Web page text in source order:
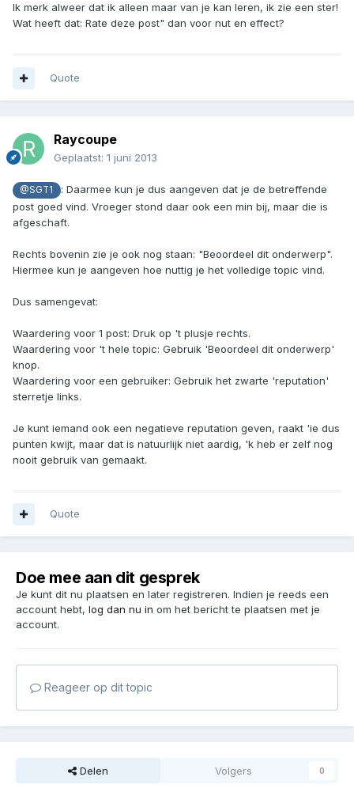
Ik merk alweer dat ik alleen maar van je kan leren, ik zie een ster!
Wat heeft dat: Rate deze post" dan voor nut en effect?
Quote
Raycoupe
Geplaatst: 1 juni 2013
@SGT1
: Daarmee kun je dus aangeven dat je de betreffende
post goed vind. Vroeger stond daar ook een min bij, maar die is
afgeschaft.
Rechts bovenin zie je ook nog staan: "Beoordeel dit onderwerp".
Hiermee kun je aangeven hoe nuttig je het volledige topic vind.
Dus samengevat:
Waardering voor 1 post: Druk op 't plusje rechts.
Waardering voor 't hele topic: Gebruik 'Beoordeel dit onderwerp'
knop.
Waardering voor een gebruiker: Gebruik het zwarte 'reputation'
sterretje links.
Je kunt iemand ook een negatieve reputation geven, raakt 'ie dus
punten kwijt, maar dat is natuurlijk niet aardig, 'k heb er zelf nog
nooit gebruik van gemaakt.
Quote
Doe mee aan dit gesprek
Je kunt dit nu plaatsen en later registreren. Indien je reeds een
account hebt, log dan nu in om het bericht te plaatsen met je
account.
Reageer op dit topic
Delen Volgers 0